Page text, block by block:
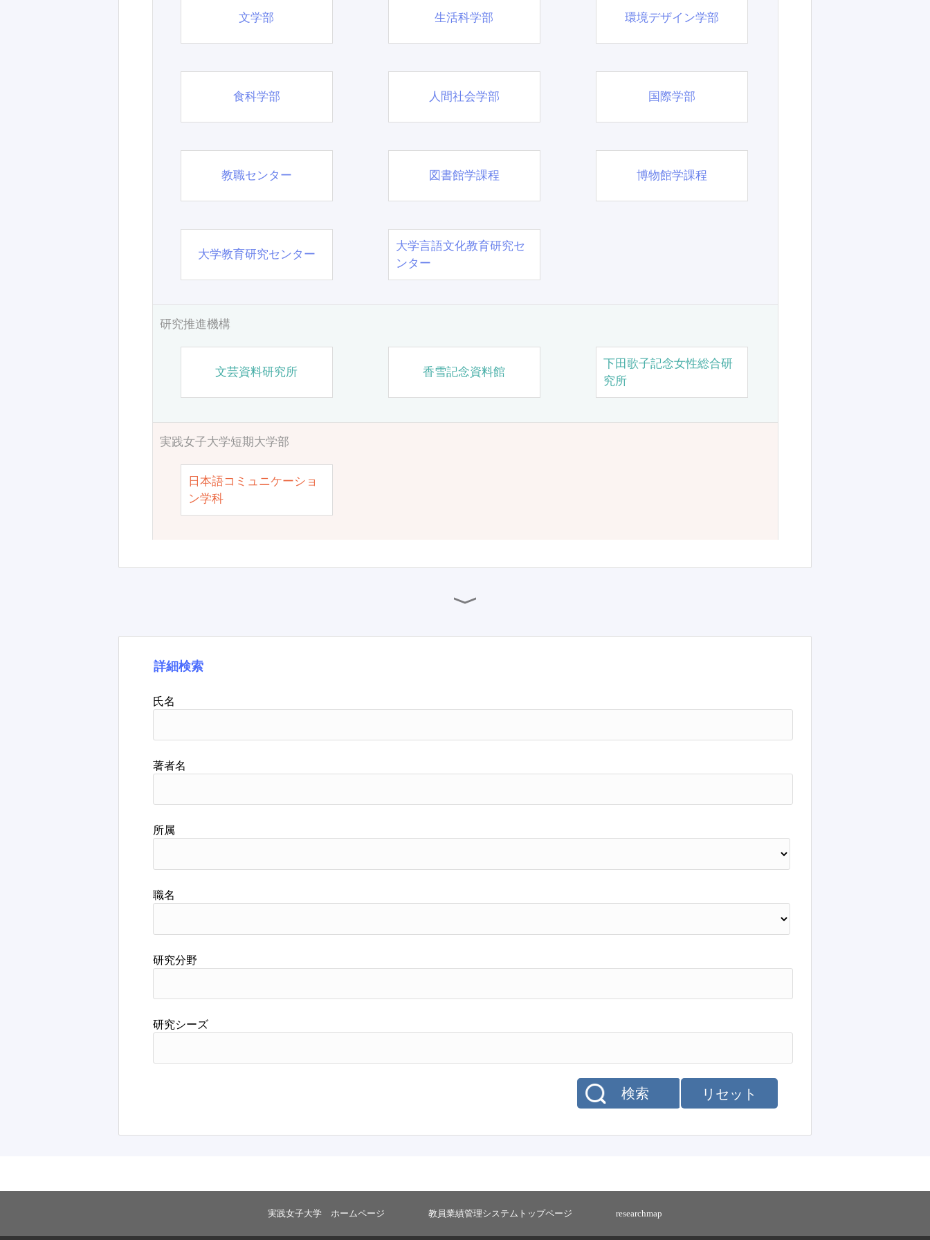
文学部 生活科学部 環境デザイン学部
食科学部 人間社会学部 国際学部
教職センター 図書館学課程 博物館学課程
大学教育研究センター
大学言語文化教育研究セ
ンター
研究推進機構
文芸資料研究所 香雪記念資料館
下田歌子記念女性総合研
究所
実践女子大学短期大学部
日本語コミュニケーショ
ン学科
詳細検索
氏名
著者名
所属
職名
研究分野
研究シーズ
リセット
検索
実践女子大学 ホームページ 教員業績管理システムトップページ researchmap